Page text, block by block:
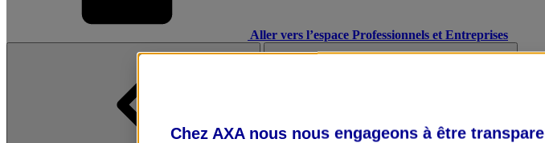
Aller vers l’espace Professionnels et Entreprises
Chez AXA nous nous engageons à être